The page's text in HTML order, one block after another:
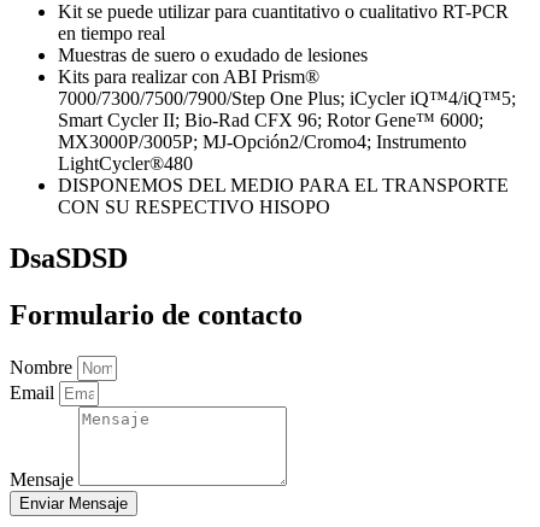
Kit se puede utilizar para cuantitativo o cualitativo RT-PCR
en tiempo real
Muestras de suero o exudado de lesiones
Kits para realizar con ABI Prism®
7000/7300/7500/7900/Step One Plus; iCycler iQ™4/iQ™5;
Smart Cycler II; Bio-Rad CFX 96; Rotor Gene™ 6000;
MX3000P/3005P; MJ-Opción2/Cromo4; Instrumento
LightCycler®480
DISPONEMOS DEL MEDIO PARA EL TRANSPORTE
CON SU RESPECTIVO HISOPO
DsaSDSD
Formulario de contacto
Nombre
Email
Mensaje
Enviar Mensaje